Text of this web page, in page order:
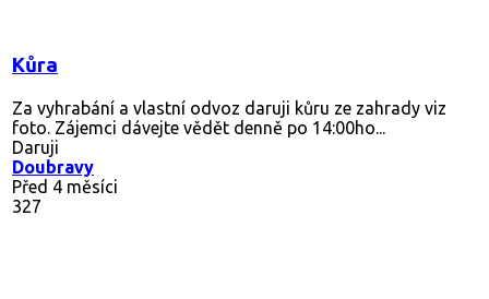
Kůra
Za vyhrabání a vlastní odvoz daruji kůru ze zahrady viz
foto. Zájemci dávejte vědět denně po 14:00ho...
Daruji
Doubravy
Před 4 měsíci
327